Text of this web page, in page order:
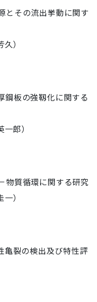
とその流出挙動に関す
）
鋼板の強靱化に関する
郎）
物質循環に関する研究
）
亀裂の検出及び特性評